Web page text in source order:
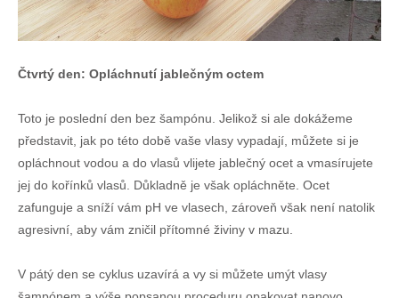
Čtvrtý den: Opláchnutí jablečným octem
Toto je poslední den bez šampónu. Jelikož si ale dokážeme
představit, jak po této době vaše vlasy vypadají, můžete si je
opláchnout vodou a do vlasů vlijete jablečný ocet a vmasírujete
jej do kořínků vlasů. Důkladně je však opláchněte. Ocet
zafunguje a sníží vám pH ve vlasech, zároveň však není natolik
agresivní, aby vám zničil přítomné živiny v mazu.
V pátý den se cyklus uzavírá a vy si můžete umýt vlasy